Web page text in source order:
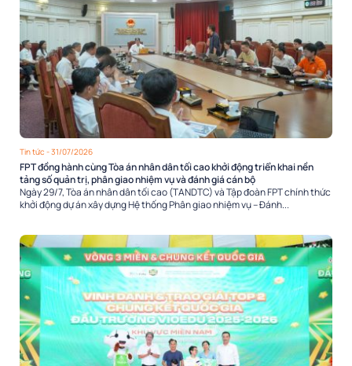
Tin tức - 31/07/2026
FPT đồng hành cùng Tòa án nhân dân tối cao khởi động triển khai nền
tảng số quản trị, phân giao nhiệm vụ và đánh giá cán bộ
Ngày 29/7, Tòa án nhân dân tối cao (TANDTC) và Tập đoàn FPT chính thức
khởi động dự án xây dựng Hệ thống Phân giao nhiệm vụ – Đánh...